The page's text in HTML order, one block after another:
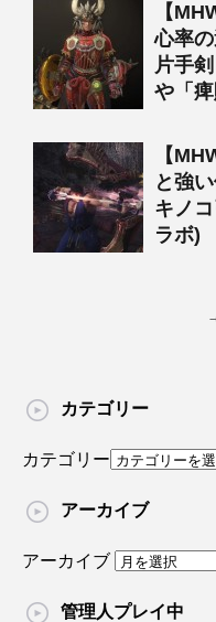
【
心率
片手
や「
【
と強
キノ
ラボ)
カテゴリー
カテゴリー
アーカイブ
アーカイブ
管理人プレイ中